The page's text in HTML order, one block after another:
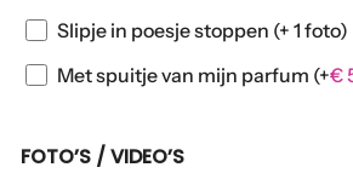
Slipje in poesje stoppen (+ 1 foto)
Met spuitje van mijn parfum (+€
FOTO’S / VIDEO’S